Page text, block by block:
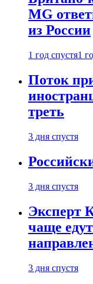
MG
из России
1 год спустя1
Поток
треть
3 дня спустя
3 дня спустя
Эксперт
чаще
3 дня спустя